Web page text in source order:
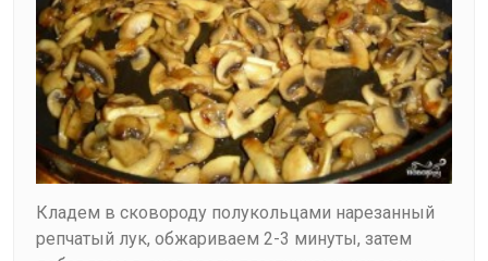
Кладем в сковороду полукольцами нарезанный
репчатый лук, обжариваем 2-3 минуты, затем